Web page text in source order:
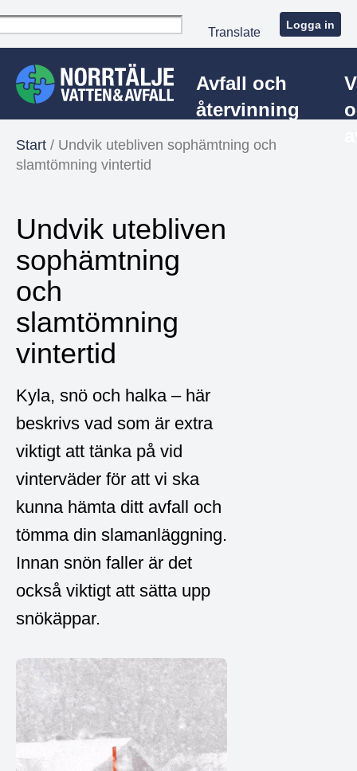
Translate
Logga in
Avfall och
återvinning
Start / Undvik utebliven sophämtning och
slamtömning vintertid
Undvik utebliven
sophämtning
och
slamtömning
vintertid
Kyla, snö och halka – här
beskrivs vad som är extra
viktigt att tänka på vid
vinterväder för att vi ska
kunna hämta ditt avfall och
tömma din slamanläggning.
Innan snön faller är det
också viktigt att sätta upp
snökäppar.